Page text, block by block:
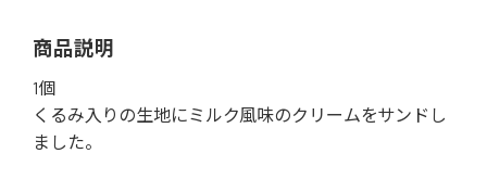
商品説明
1個
くるみ入りの生地にミルク風味のクリームをサンドし
ました。